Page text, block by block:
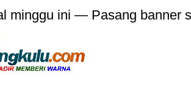
minggu ini — Pasang banner